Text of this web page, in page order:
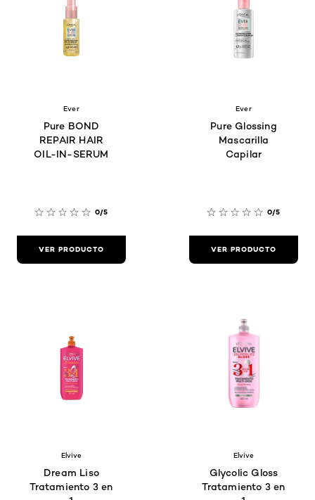
Ever
Pure BOND
REPAIR HAIR
OIL-IN-SERUM
0/5
VER PRODUCTO
Ever
Pure Glossing
Mascarilla
Capilar
0/5
VER PRODUCTO
Elvive
Dream Liso
Tratamiento 3 en
Elvive
Glycolic Gloss
Tratamiento 3 en